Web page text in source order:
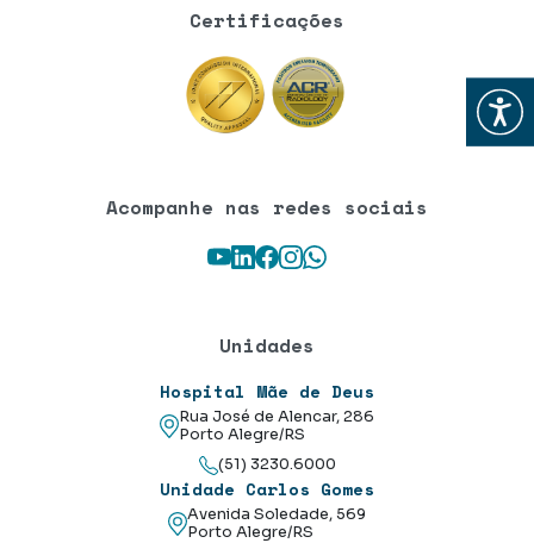
Abrir
Certificações
Acompanhe nas redes sociais
Youtube
LinkedIn
Facebook
Instagram
WhatsApp
Unidades
Hospital Mãe de Deus
Rua José de Alencar, 286
Porto Alegre/RS
(51) 3230.6000
Unidade Carlos Gomes
Avenida Soledade, 569
Porto Alegre/RS